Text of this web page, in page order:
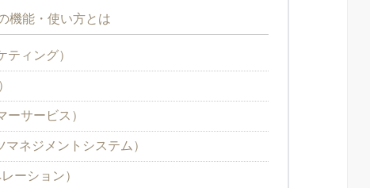
機能・使い方とは
ティング）
ーサービス）
ネジメントシステム）
ーション）